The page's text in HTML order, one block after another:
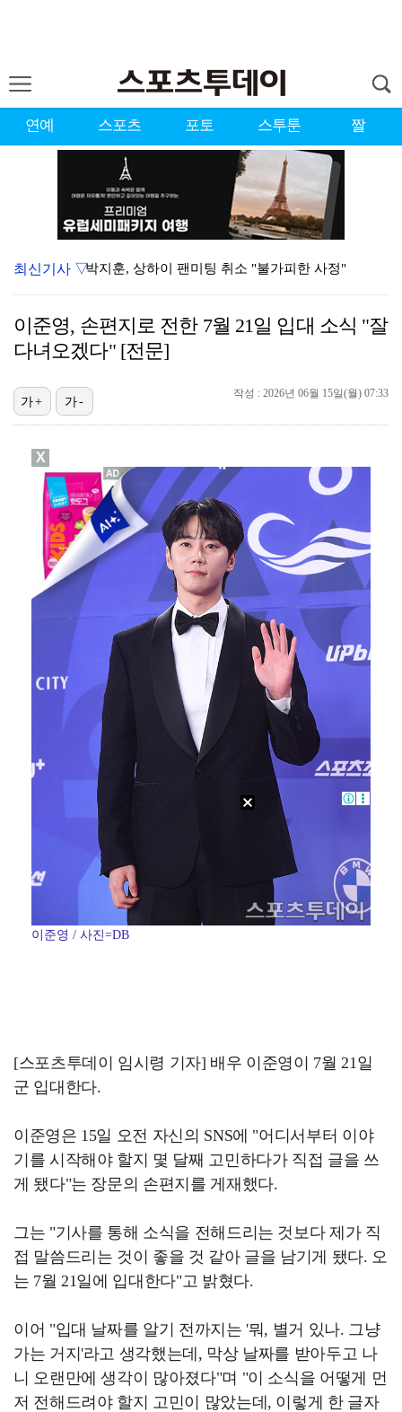
연예 스포츠 포토 스투툰 짤
박지훈, 상하이 팬미팅 취소 "불가피한 사정"
KLPGA, 선수·갤러리 건강 지킨다…얼음물 제공·폭염…
'결혼의 완성' 이설이 완성한 입체적 서사
[ST포토] 박현경, 얼음주머니 옆에 끼고
[ST포토] 박현경, 집중하는 표정
[ST포토] 노승희, 머리 좀 식히고 할게요
최신기사 ▽
이준영, 손편지로 전한 7월 21일 입대 소식 "잘
다녀오겠다" [전문]
작성 : 2026년 06월 15일(월) 07:33
가+ 가-
이준영 / 사진=DB
[스포츠투데이 임시령 기자] 배우 이준영이 7월 21일
군 입대한다.
이준영은 15일 오전 자신의 SNS에 "어디서부터 이야
기를 시작해야 할지 몇 달째 고민하다가 직접 글을 쓰
게 됐다"는 장문의 손편지를 게재했다.
그는 "기사를 통해 소식을 전해드리는 것보다 제가 직
접 말씀드리는 것이 좋을 것 같아 글을 남기게 됐다. 오
는 7월 21일에 입대한다"고 밝혔다.
이어 "입대 날짜를 알기 전까지는 '뭐, 별거 있나. 그냥
가는 거지'라고 생각했는데, 막상 날짜를 받아두고 나
니 오랜만에 생각이 많아졌다"며 "이 소식을 어떻게 먼
저 전해드려야 할지 고민이 많았는데, 이렇게 한 글자
X